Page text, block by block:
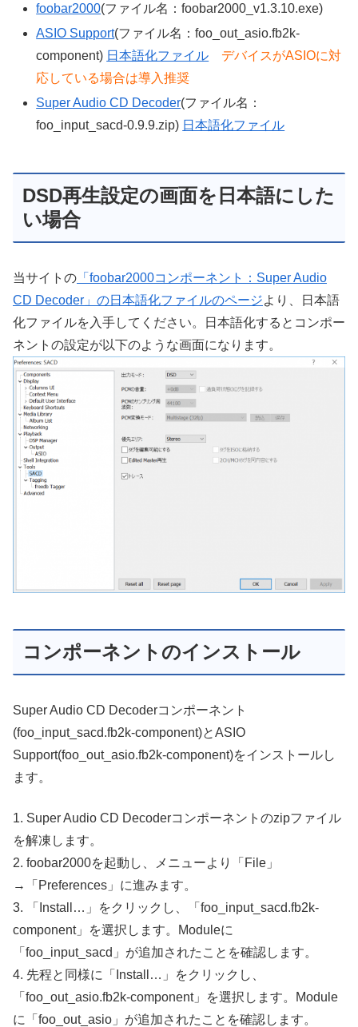
foobar2000(ファイル名：foobar2000_v1.3.10.exe)
ASIO Support(ファイル名：foo_out_asio.fb2k-
component) 日本語化ファイル
デバイスがASIOに対
応している場合は導入推奨
Super Audio CD Decoder(ファイル名：
foo_input_sacd-0.9.9.zip) 日本語化ファイル
DSD再生設定の画面を日本語にした
い場合
当サイトの 「foobar2000コンポーネント：Super Audio
CD Decoder」の日本語化ファイルのページより、日本語
化ファイルを入手してください。日本語化するとコンポー
ネントの設定が以下のような画面になります。
コンポーネントのインストール
Super Audio CD Decoderコンポーネント
(foo_input_sacd.fb2k-component)とASIO
Support(foo_out_asio.fb2k-component)をインストールし
ます。
1. Super Audio CD Decoderコンポーネントのzipファイル
を解凍します。
2. foobar2000を起動し、メニューより「File」
→「Preferences」に進みます。
3. 「Install…」をクリックし、「foo_input_sacd.fb2k-
component」を選択します。Moduleに
「foo_input_sacd」が追加されたことを確認します。
4. 先程と同様に「Install…」をクリックし、
「foo_out_asio.fb2k-component」を選択します。Module
に「foo_out_asio」が追加されたことを確認します。